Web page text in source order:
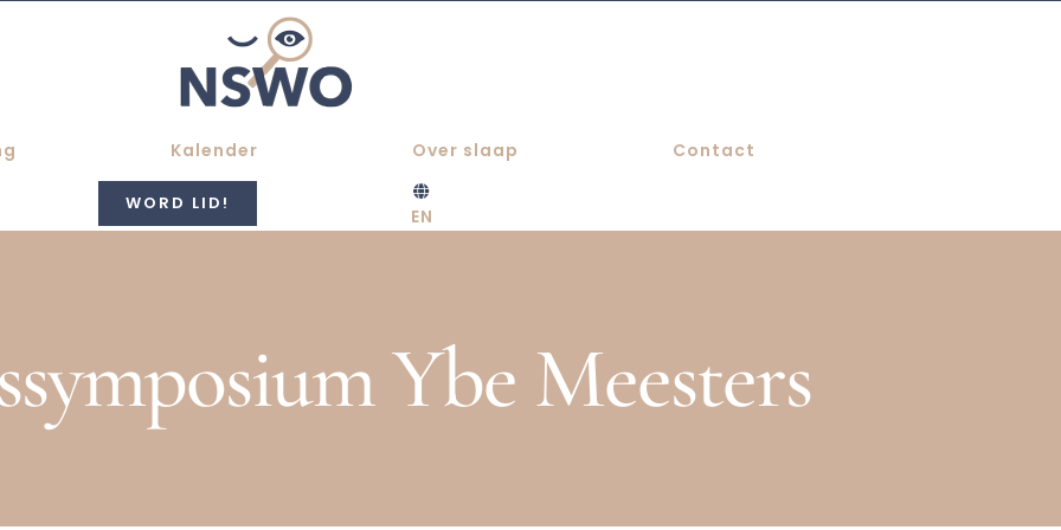
Kalender Over slaap Contact
WORD LID!
EN
Ybe Meesters